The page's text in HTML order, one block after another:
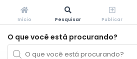
O que você está procurando?
Início Pesquisar Publicar